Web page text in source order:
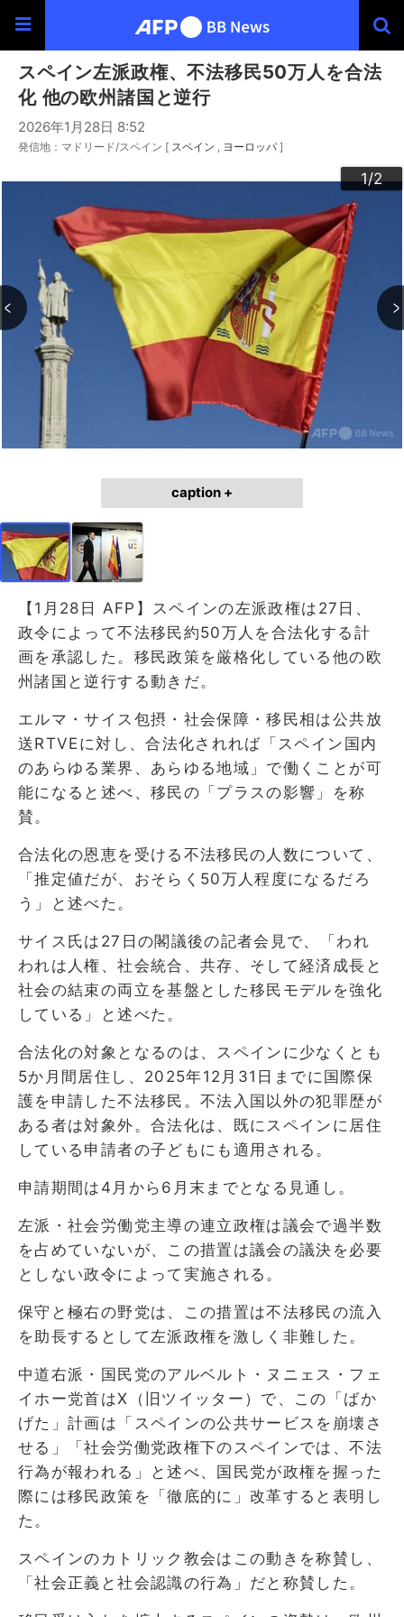
スペイン左派政権、不法移民50万人を合法
化 他の欧州諸国と逆行
2026年1月28日 8:52
発信地：マドリード/スペイン [ スペイン ヨーロッパ ]
1/2
2/2
caption +
【1月28日 AFP】スペインの左派政権は27日、
政令によって不法移民約50万人を合法化する計
画を承認した。移民政策を厳格化している他の欧
州諸国と逆行する動きだ。
エルマ・サイス包摂・社会保障・移民相は公共放
送RTVEに対し、合法化されれば「スペイン国内
のあらゆる業界、あらゆる地域」で働くことが可
能になると述べ、移民の「プラスの影響」を称
賛。
合法化の恩恵を受ける不法移民の人数について、
「推定値だが、おそらく50万人程度になるだろ
う」と述べた。
サイス氏は27日の閣議後の記者会見で、「われ
われは人権、社会統合、共存、そして経済成長と
社会の結束の両立を基盤とした移民モデルを強化
している」と述べた。
合法化の対象となるのは、スペインに少なくとも
5か月間居住し、2025年12月31日までに国際保
護を申請した不法移民。不法入国以外の犯罪歴が
ある者は対象外。合法化は、既にスペインに居住
している申請者の子どもにも適用される。
申請期間は4月から6月末までとなる見通し。
左派・社会労働党主導の連立政権は議会で過半数
を占めていないが、この措置は議会の議決を必要
としない政令によって実施される。
保守と極右の野党は、この措置は不法移民の流入
を助長するとして左派政権を激しく非難した。
中道右派・国民党のアルベルト・ヌニェス・フェ
イホー党首はX（旧ツイッター）で、この「ばか
げた」計画は「スペインの公共サービスを崩壊さ
せる」「社会労働党政権下のスペインでは、不法
行為が報われる」と述べ、国民党が政権を握った
際には移民政策を「徹底的に」改革すると表明し
た。
スペインのカトリック教会はこの動きを称賛し、
「社会正義と社会認識の行為」だと称賛した。